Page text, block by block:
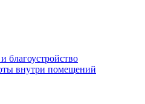
благоустройство
внутри помещений